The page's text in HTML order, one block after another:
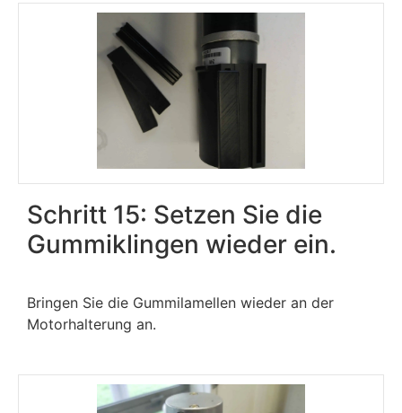
Schritt 15: Setzen Sie die
Gummiklingen wieder ein.
Bringen Sie die Gummilamellen wieder an der
Motorhalterung an.